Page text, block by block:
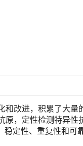
和改进，积累了大
原，定性检测特异
定性、重复性和可